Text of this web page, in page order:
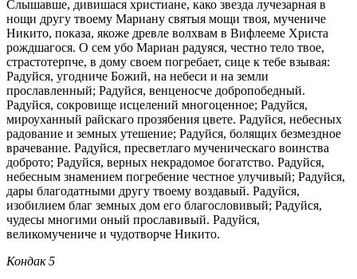
Слышавше, дивишася христиане, како звезда лучезарная в
нощи другу твоему Мариану святыя мощи твоя, мучениче
Никито, показа, якоже древле волхвам в Вифлееме Христа
рождшагося. О сем убо Мариан радуяся, честно тело твое,
страстотерпче, в дому своем погребает, сице к тебе взывая:
Радуйся, угодниче Божий, на небеси и на земли
прославленный; Радуйся, венценосче добропобедный.
Радуйся, сокровище исцелений многоценное; Радуйся,
мироуханный райскаго прозябения цвете. Радуйся, небесных
радование и земных утешение; Радуйся, болящих безмездное
врачевание. Радуйся, пресветлаго мученическаго воинства
доброто; Радуйся, верных некрадомое богатство. Радуйся,
небесным знамением погребение честное улучивый; Радуйся,
дары благодатными другу твоему воздавый. Радуйся,
изобилием благ земных дом его благословивый; Радуйся,
чудесы многими оный прославивый. Радуйся,
великомучениче и чудотворче Никито.
Кондак 5